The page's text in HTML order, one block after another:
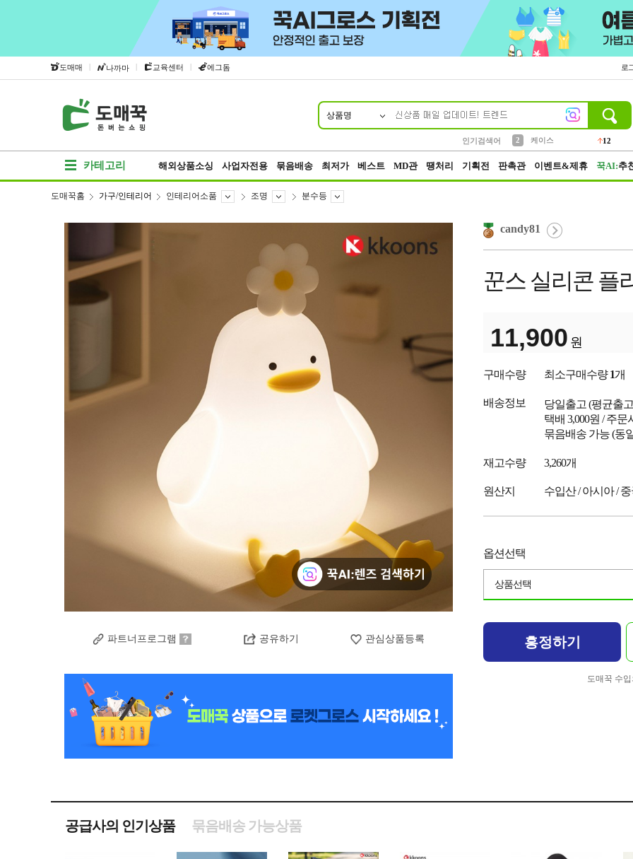
도매매 | 나까마 | 교육센터 | 에그돔 로
상품명
인기검색어
2
케이스
12
카테고리 해외상품소싱 사업자전용 묶음배송 최저가 베스트 MD관 땡처리 기획전 판촉관 이벤트&제휴 꾹AI:추
도매꾹홈 가구/인테리어 인테리어소품 조명 분수등
파트너프로그램 공유하기 관심상품등록
candy81
꾼스 실리콘 플
11,900 원
구매수량 최소구매수량1개
배송정보 당일출고 (평균출
택배 3,000원 / 주문
묶음배송 가능 (동
재고수량 3,260개
원산지 수입산 / 아시아 /
옵션선택
상품선택
흥정하기
도매꾹 수
공급사의 인기상품 묶음배송 가능상품